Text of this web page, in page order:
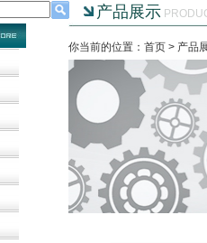
产品展示
你当前的位置：首页 > 产品